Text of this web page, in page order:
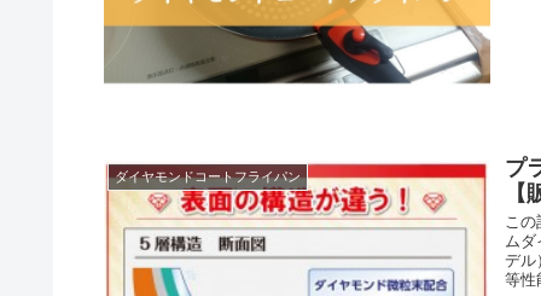
ダイヤモンドコートフライパン
プ
この
ムダ
デル
等性